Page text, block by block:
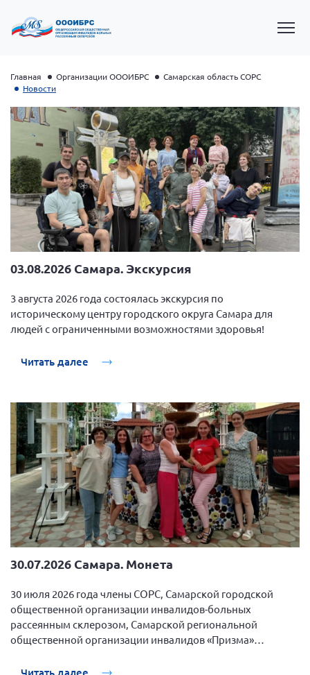
Президент Власов Я.В.
Первый вице-президент Кичигина Н. Ф.
Генеральный директор Матвиевская О.В.
Вице-президент Зрячева Н.В.
Вице-президент Шишлянников Ф.В.
Отдел международных отношений
Вице-президент Валюх М.В.
Вице-президент Чернова А.В.
Вице-президент Цикорин И.В.
Вице-президент Груба Л.В.
Главный бухгалтер Жаворонкова Г.М.
Конференция ОООИБРС 2026
Конференция ОООИБРС 2025
Экспертный совет ОООИБРС 2025
Конференция ОООИБРС 2023
Конференция ОООИБРС 2022
Конференция ОООИБРС 2021
Конференция ВСЭ 2021
Главная Организации ОООИБРС
Самарская область СОРС
Новости
03.08.2026 Самара. Экскурсия
3 августа 2026 года состоялась экскурсия по
историческому центру городского округа Самара для
людей с ограниченными возможностями здоровья!
Читать далее
30.07.2026 Самара. Монета
30 июля 2026 года члены СОРС, Самарской городской
общественной организации инвалидов-больных
рассеянным склерозом, Самарской региональной
общественной организации инвалидов «Призма»
отпраздновать день друзей.
Читать далее